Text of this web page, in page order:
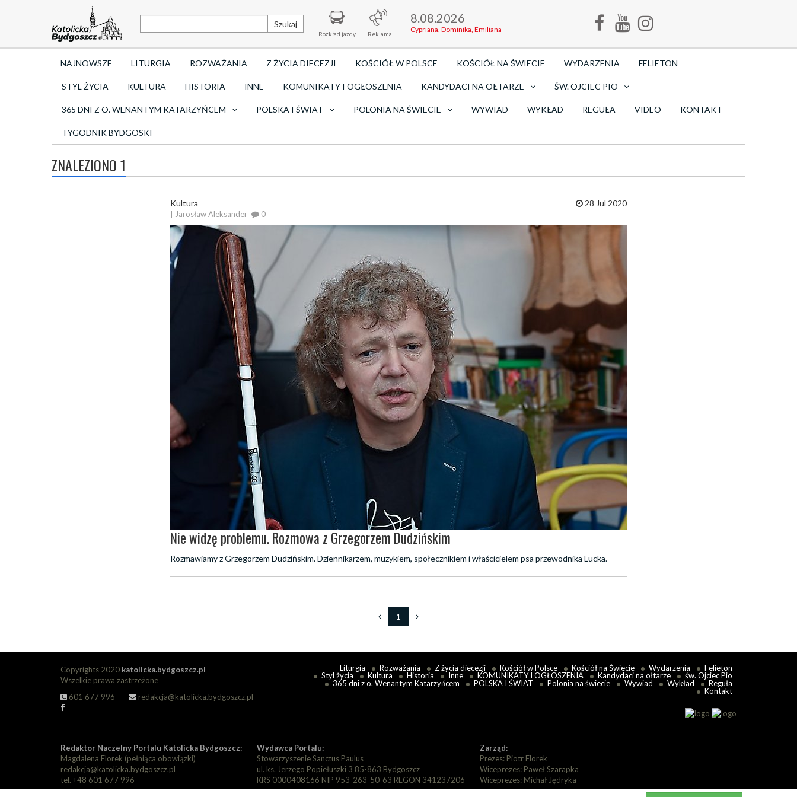
Szukaj
Rozkład jazdy Reklama
8.08.2026
Cypriana, Dominika, Emiliana
NAJNOWSZE LITURGIA ROZWAŻANIA Z ŻYCIA DIECEZJI KOŚCIÓŁ W POLSCE KOŚCIÓŁ NA ŚWIECIE WYDARZENIA FELIETON
STYL ŻYCIA KULTURA HISTORIA INNE KOMUNIKATY I OGŁOSZENIA KANDYDACI NA OŁTARZE ŚW. OJCIEC PIO
365 DNI Z O. WENANTYM KATARZYŃCEM POLSKA I ŚWIAT POLONIA NA ŚWIECIE WYWIAD WYKŁAD REGUŁA VIDEO KONTAKT
TYGODNIK BYDGOSKI
ZNALEZIONO 1
Kultura
| Jarosław Aleksander 0
28 Jul 2020
Nie widzę problemu. Rozmowa z Grzegorzem Dudzińskim
Rozmawiamy z Grzegorzem Dudzińskim. Dziennikarzem, muzykiem, społecznikiem i właścicielem psa przewodnika Lucka.
1
Copyrights 2020 katolicka.bydgoszcz.pl
Wszelkie prawa zastrzeżone
601 677 996
redakcja@katolicka.bydgoszcz.pl
Liturgia Rozważania Z życia diecezji Kościół w Polsce Kościół na Świecie Wydarzenia
Felieton
Styl życia
Kultura Historia Inne KOMUNIKATY I OGŁOSZENIA Kandydaci na ołtarze
św. Ojciec Pio
365 dni z o. Wenantym Katarzyńcem
POLSKA I ŚWIAT Polonia na świecie Wywiad Wykład
Reguła
Kontakt
Redaktor Naczelny Portalu Katolicka Bydgoszcz:
Magdalena Florek (pełniąca obowiązki)
redakcja@katolicka.bydgoszcz.pl
tel. +48 601 677 996
Wydawca Portalu:
Stowarzyszenie Sanctus Paulus
ul. ks. Jerzego Popiełuszki 3 85-863 Bydgoszcz
KRS 0000408166 NIP 953-263-50-63 REGON 341237206
Zarząd:
Prezes: Piotr Florek
Wiceprezes: Paweł Szarapka
Wiceprezes: Michał Jędryka